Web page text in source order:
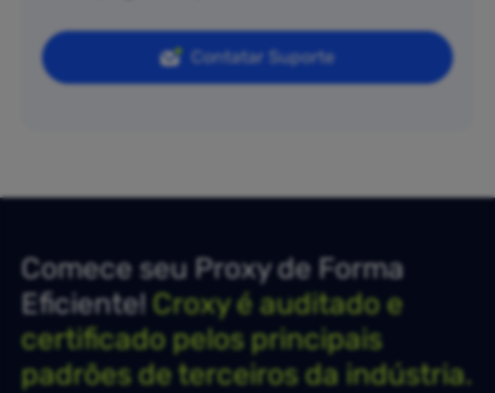
Contatar Suporte
Comece seu Proxy de Forma
Eficiente!Croxy é auditado e
certificado pelos principais
padrões de terceiros da indústria.